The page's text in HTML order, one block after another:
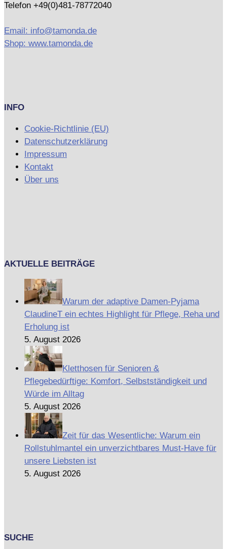
Telefon +49(0)481-78772040
Email: info@tamonda.de
Shop: www.tamonda.de
INFO
Cookie-Richtlinie (EU)
Datenschutzerklärung
Impressum
Kontakt
Über uns
AKTUELLE BEITRÄGE
Warum der adaptive Damen-Pyjama
ClaudineT ein echtes Highlight für Pflege, Reha und
Erholung ist
5. August 2026
Kletthosen für Senioren &
Pflegebedürftige: Komfort, Selbstständigkeit und
Würde im Alltag
5. August 2026
Zeit für das Wesentliche: Warum ein
Rollstuhlmantel ein unverzichtbares Must-Have für
unsere Liebsten ist
5. August 2026
SUCHE